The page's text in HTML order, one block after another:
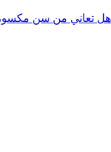
هل تعاني من سن